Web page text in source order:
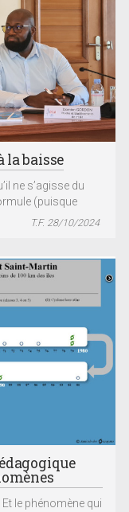
la baisse
ne s’agisse du
(puisque
T.F. 28/10/2024
le phénomène qui